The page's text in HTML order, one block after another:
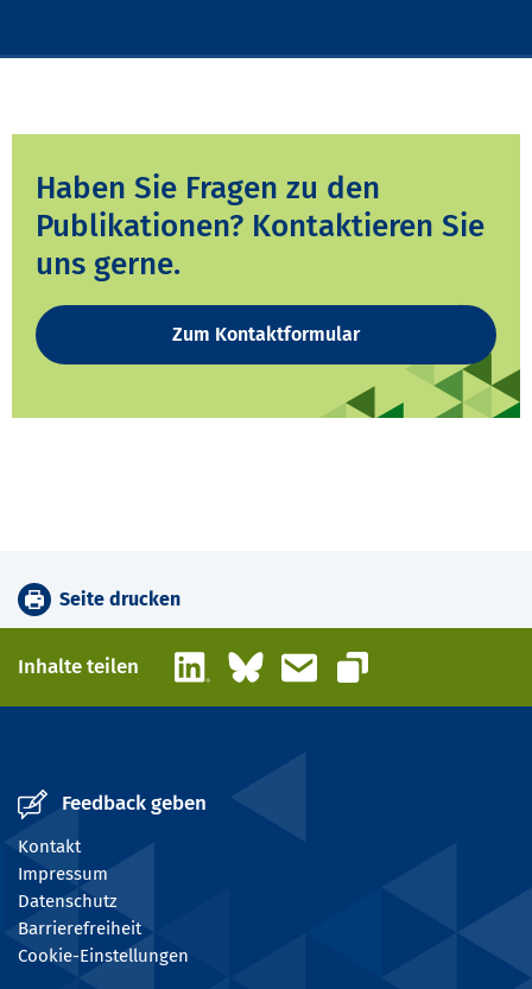
Haben Sie Fragen zu den
Publikationen? Kontaktieren Sie
uns gerne.
Zum Kontaktformular
Seite drucken
Inhalte teilen LinkedInBlueskyE-Mail
Link kopieren
Feedback geben
Kontakt
Impressum
Datenschutz
Barrierefreiheit
Cookie-Einstellungen